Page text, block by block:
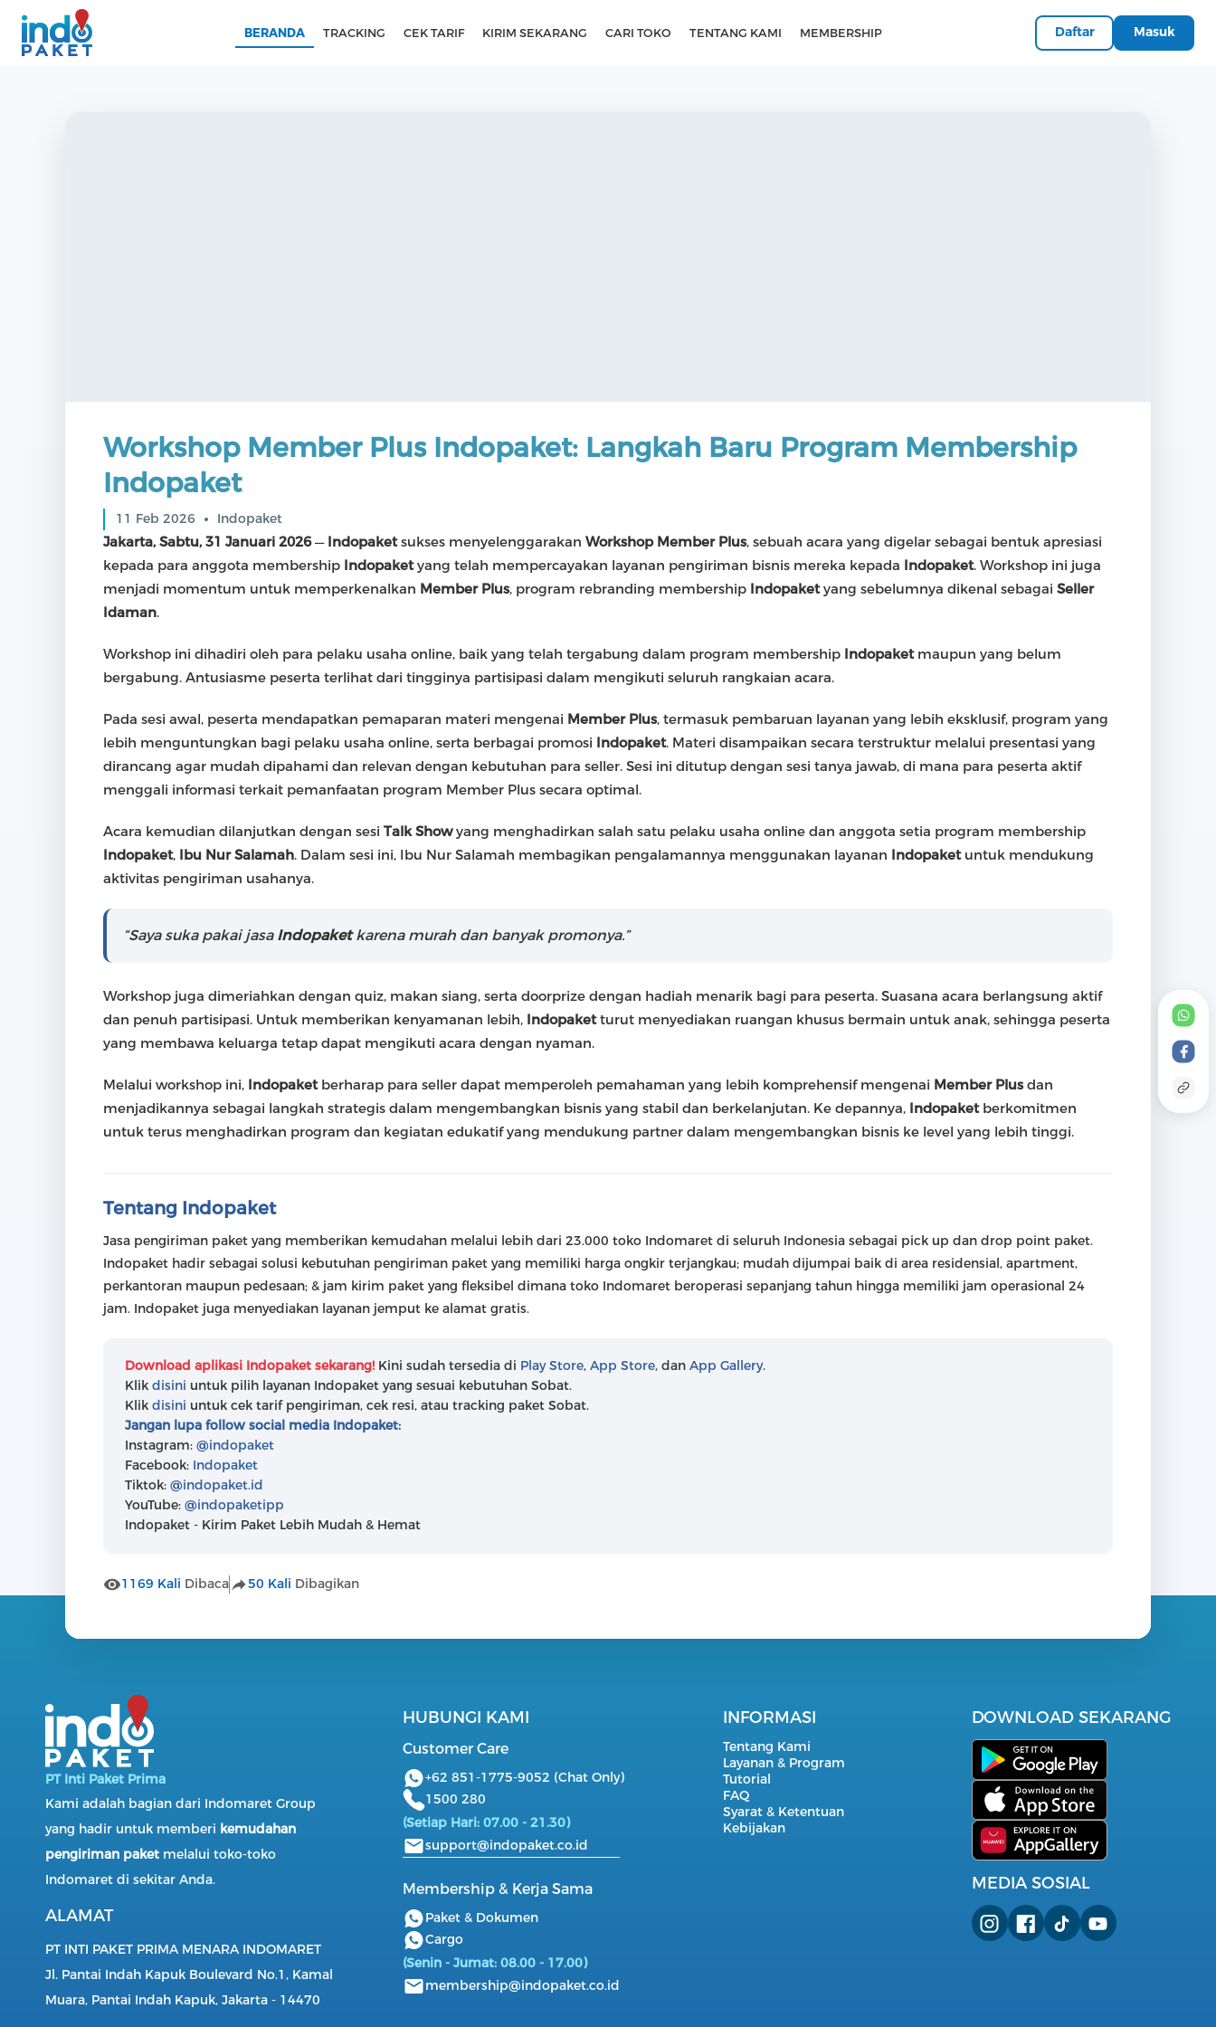
BERANDA TRACKING CEK TARIF KIRIM SEKARANG CARI TOKO TENTANG KAMI MEMBERSHIP Daftar Masuk
Workshop Member Plus Indopaket: Langkah Baru Program Membership
Indopaket
11 Feb 2026 Indopaket
Jakarta, Sabtu, 31 Januari 2026— Indopaketsukses menyelenggarakan Workshop Member Plus, sebuah acara yang digelar sebagai bentuk apresiasi
kepada para anggota membership Indopaketyang telah mempercayakan layanan pengiriman bisnis mereka kepada Indopaket. Workshop ini juga
menjadi momentum untuk memperkenalkan Member Plus, program rebranding membership Indopaketyang sebelumnya dikenal sebagai Seller
Idaman.
Workshop ini dihadiri oleh para pelaku usaha online, baik yang telah tergabung dalam program membership Indopaketmaupun yang belum
bergabung. Antusiasme peserta terlihat dari tingginya partisipasi dalam mengikuti seluruh rangkaian acara.
Pada sesi awal, peserta mendapatkan pemaparan materi mengenai Member Plus, termasuk pembaruan layanan yang lebih eksklusif, program yang
lebih menguntungkan bagi pelaku usaha online, serta berbagai promosi Indopaket. Materi disampaikan secara terstruktur melalui presentasi yang
dirancang agar mudah dipahami dan relevan dengan kebutuhan para seller. Sesi ini ditutup dengan sesi tanya jawab, di mana para peserta aktif
menggali informasi terkait pemanfaatan program Member Plus secara optimal.
Acara kemudian dilanjutkan dengan sesi Talk Showyang menghadirkan salah satu pelaku usaha online dan anggota setia program membership
Indopaket, Ibu Nur Salamah. Dalam sesi ini, Ibu Nur Salamah membagikan pengalamannya menggunakan layanan Indopaketuntuk mendukung
aktivitas pengiriman usahanya.
“Saya suka pakai jasaIndopaketkarena murah dan banyak promonya.”
Workshop juga dimeriahkan dengan quiz, makan siang, serta doorprize dengan hadiah menarik bagi para peserta. Suasana acara berlangsung aktif
dan penuh partisipasi. Untuk memberikan kenyamanan lebih, Indopaketturut menyediakan ruangan khusus bermain untuk anak, sehingga peserta
yang membawa keluarga tetap dapat mengikuti acara dengan nyaman.
Melalui workshop ini, Indopaketberharap para seller dapat memperoleh pemahaman yang lebih komprehensif mengenai Member Plusdan
menjadikannya sebagai langkah strategis dalam mengembangkan bisnis yang stabil dan berkelanjutan. Ke depannya, Indopaketberkomitmen
untuk terus menghadirkan program dan kegiatan edukatif yang mendukung partner dalam mengembangkan bisnis ke level yang lebih tinggi.
Tentang Indopaket
Jasa pengiriman paket yang memberikan kemudahan melalui lebih dari 23.000 toko Indomaret di seluruh Indonesia sebagai pick up dan drop point paket.
Indopaket hadir sebagai solusi kebutuhan pengiriman paket yang memiliki harga ongkir terjangkau; mudah dijumpai baik di area residensial, apartment,
perkantoran maupun pedesaan; & jam kirim paket yang fleksibel dimana toko Indomaret beroperasi sepanjang tahun hingga memiliki jam operasional 24
jam. Indopaket juga menyediakan layanan jemput ke alamat gratis.
Download aplikasi Indopaket sekarang! Kini sudah tersedia di Play Store, App Store, dan App Gallery.
Klik disini untuk pilih layanan Indopaket yang sesuai kebutuhan Sobat.
Klik disini untuk cek tarif pengiriman, cek resi, atau tracking paket Sobat.
Jangan lupa follow social media Indopaket:
Instagram: @indopaket
Facebook: Indopaket
Tiktok: @indopaket.id
YouTube: @indopaketipp
Indopaket - Kirim Paket Lebih Mudah & Hemat
1169 Kali Dibaca 50 Kali Dibagikan
PT Inti Paket Prima
Kami adalah bagian dari Indomaret Group
yang hadir untuk memberi kemudahan
pengiriman paket melalui toko-toko
Indomaret di sekitar Anda.
ALAMAT
PT INTI PAKET PRIMA MENARA INDOMARET
Jl. Pantai Indah Kapuk Boulevard No.1, Kamal
Muara, Pantai Indah Kapuk, Jakarta - 14470
HUBUNGI KAMI
Customer Care
+62 851-1775-9052 (Chat Only)
1500 280
(Setiap Hari: 07.00 - 21.30)
support@indopaket.co.id
Membership & Kerja Sama
Paket & Dokumen
Cargo
(Senin - Jumat: 08.00 - 17.00)
membership@indopaket.co.id
INFORMASI
Tentang Kami
Layanan & Program
Tutorial
FAQ
Syarat & Ketentuan
Kebijakan
DOWNLOAD SEKARANG
MEDIA SOSIAL